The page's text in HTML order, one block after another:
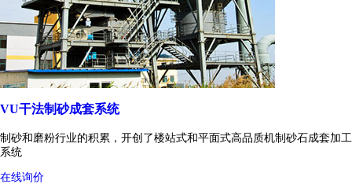
VU干法制砂成套系统
制砂和磨粉行业的积累，开创了楼站式和平面式高品质机制砂石成套加工
系统
在线询价